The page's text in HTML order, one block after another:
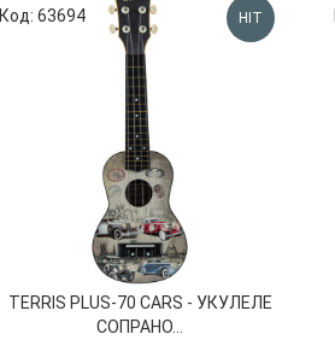
Код: 63694 HIT
TERRIS PLUS-70 CARS - УКУЛЕЛЕ
СОПРАНО...